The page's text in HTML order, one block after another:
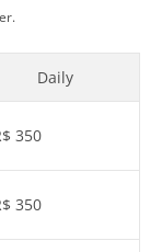
Daily
350
350